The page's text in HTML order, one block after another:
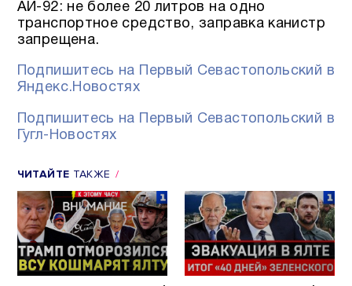
АИ-92: не более 20 литров на одно
транспортное средство, заправка канистр
запрещена.
Подпишитесь на Первый Севастопольский в
Яндекс.Новостях
Подпишитесь на Первый Севастопольский в
Гугл-Новостях
ЧИТАЙТЕ ТАКЖЕ